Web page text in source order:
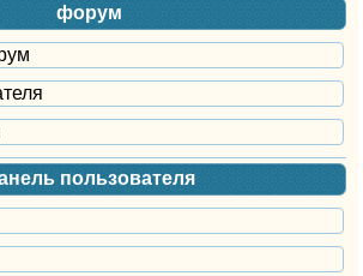
форум
пользователя